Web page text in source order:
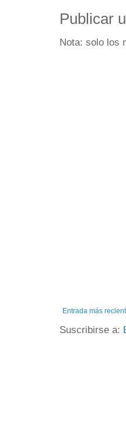
Publicar
Nota: solo los
Entrada más
Suscribirse a: